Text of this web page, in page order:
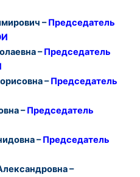
–Председатель
–Председатель
–Председатель
–Председатель
–Председатель
–